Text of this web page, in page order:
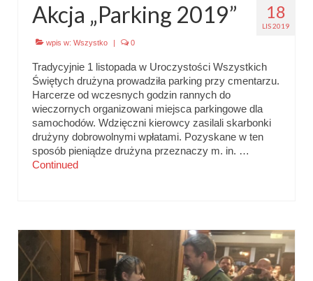
18
LIS 2019
Akcja „Parking 2019”
wpis w: Wszystko | 0
Tradycyjnie 1 listopada w Uroczystości Wszystkich
Świętych drużyna prowadziła parking przy cmentarzu.
Harcerze od wczesnych godzin rannych do
wieczornych organizowani miejsca parkingowe dla
samochodów. Wdzięczni kierowcy zasilali skarbonki
drużyny dobrowolnymi wpłatami. Pozyskane w ten
sposób pieniądze drużyna przeznaczy m. in. …
Continued